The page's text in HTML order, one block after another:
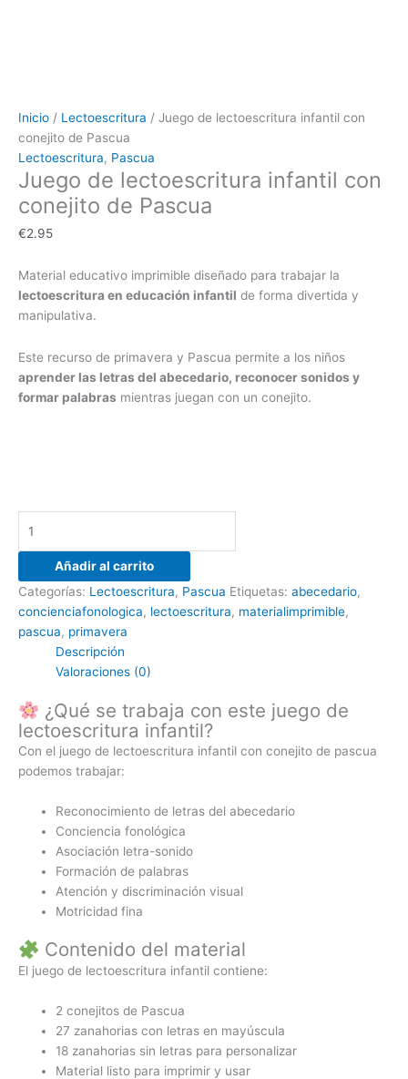
Inicio / Lectoescritura / Juego de lectoescritura infantil con
conejito de Pascua
Lectoescritura, Pascua
Juego de lectoescritura infantil con
conejito de Pascua
€2.95
Material educativo imprimible diseñado para trabajar la
lectoescritura en educación infantil de forma divertida y
manipulativa.
Este recurso de primavera y Pascua permite a los niños
aprender las letras del abecedario, reconocer sonidos y
formar palabras mientras juegan con un conejito.
Añadir al carrito
Categorías: Lectoescritura, Pascua Etiquetas: abecedario,
concienciafonologica, lectoescritura, materialimprimible,
pascua, primavera
Descripción
Valoraciones (0)
¿Qué se trabaja con este juego de
lectoescritura infantil?
Con el juego de lectoescritura infantil con conejito de pascua
podemos trabajar:
Reconocimiento de letras del abecedario
Conciencia fonológica
Asociación letra-sonido
Formación de palabras
Atención y discriminación visual
Motricidad fina
Contenido del material
El juego de lectoescritura infantil contiene:
2 conejitos de Pascua
27 zanahorias con letras en mayúscula
18 zanahorias sin letras para personalizar
Material listo para imprimir y usar